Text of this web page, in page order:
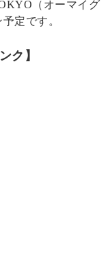
（オーマイグ
定です。
ク】